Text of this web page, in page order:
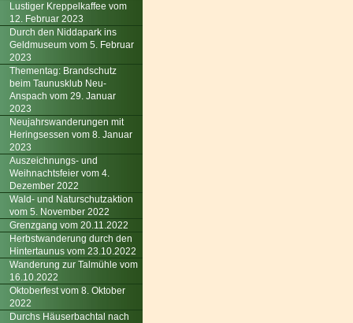
Lustiger Kreppelkaffee vom
12. Februar 2023
Durch den Niddapark ins
Geldmuseum vom 5. Februar
2023
Thementag: Brandschutz
beim Taunusklub Neu-
Anspach vom 29. Januar
2023
Neujahrswanderungen mit
Heringsessen vom 8. Januar
2023
Auszeichnungs- und
Weihnachtsfeier vom 4.
Dezember 2022
Wald- und Naturschutzaktion
vom 5. November 2022
Grenzgang vom 20.11.2022
Herbstwanderung durch den
Hintertaunus vom 23.10.2022
Wanderung zur Talmühle vom
16.10.2022
Oktoberfest vom 8. Oktober
2022
Durchs Häuserbachtal nach